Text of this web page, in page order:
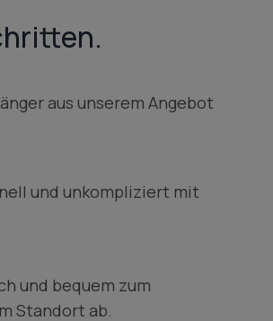
aus unserem Angebot
und unkompliziert mit
und bequem zum
Standort ab.